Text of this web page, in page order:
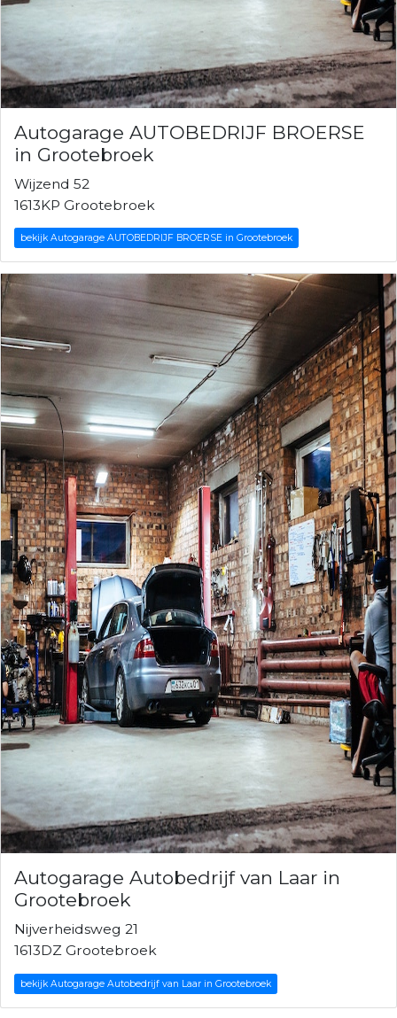
Autogarage AUTOBEDRIJF BROERSE
in Grootebroek
Wijzend 52
1613KP Grootebroek
bekijk Autogarage AUTOBEDRIJF BROERSE in Grootebroek
Autogarage Autobedrijf van Laar in
Grootebroek
Nijverheidsweg 21
1613DZ Grootebroek
bekijk Autogarage Autobedrijf van Laar in Grootebroek